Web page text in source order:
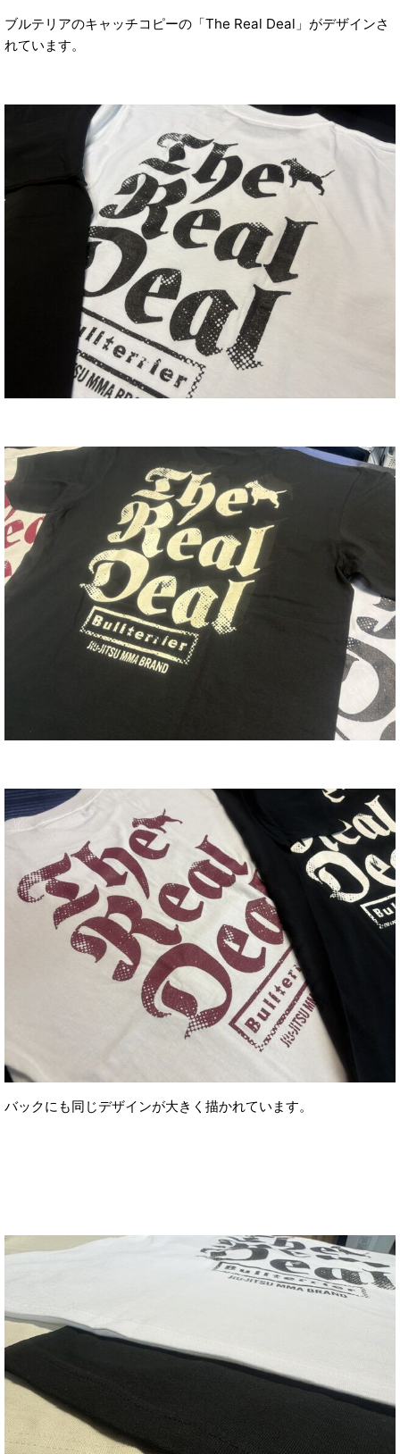
ブルテリアのキャッチコピーの「The Real Deal」がデザインさ
れています。
バックにも同じデザインが大きく描かれています。